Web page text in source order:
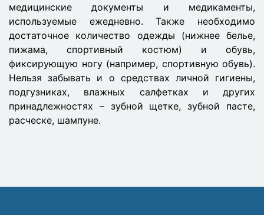
медицинские документы и медикаменты,
используемые ежедневно. Также необходимо
достаточное количество одежды (нижнее белье,
пижама, спортивный костюм) и обувь,
фиксирующую ногу (например, спортивную обувь).
Нельзя забывать и о средствах личной гигиены,
подгузниках, влажных салфетках и других
принадлежностях – зубной щетке, зубной пасте,
расческе, шампуне.